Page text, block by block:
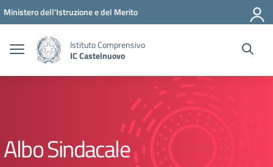
Vai ai contenuti
Vai al menu di navigazione
Vai al footer
Ministero dell'Istruzione e del Merito
Istituto Comprensivo
IC Castelnuovo
Albo Sindacale